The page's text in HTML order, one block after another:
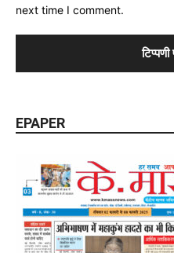
next time I comment.
EPAPER